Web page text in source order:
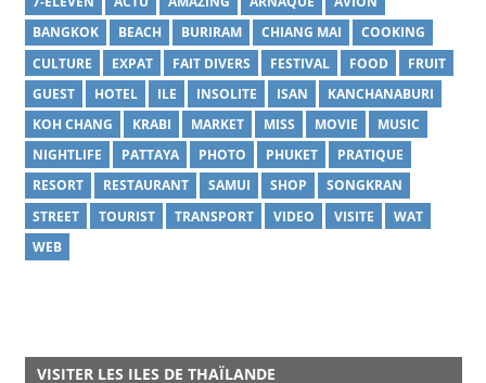
BANGKOK
BEACH BURIRAM CHIANG MAI
COOKING
CULTURE
EXPAT FAIT DIVERS FESTIVAL FOOD
FRUIT
GUEST
HOTEL ILE INSOLITE ISAN
KANCHANABURI
KOH CHANG
KRABI MARKET MISS MOVIE
MUSIC
NIGHTLIFE
PATTAYA PHOTO PHUKET
PRATIQUE
RESORT
RESTAURANT SAMUI SHOP
SONGKRAN
STREET
TOURIST TRANSPORT VIDEO VISITE
WAT
WEB
VISITER LES ILES DE THAÏLANDE